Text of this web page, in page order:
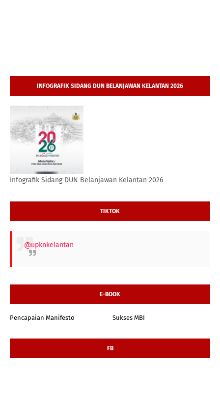
INFOGRAFIK SIDANG DUN BELANJAWAN KELANTAN 2026
Infografik Sidang DUN Belanjawan Kelantan 2026
TIKTOK
@upknkelantan
E-BOOK
Pencapaian Manifesto Sukses MBI
FB